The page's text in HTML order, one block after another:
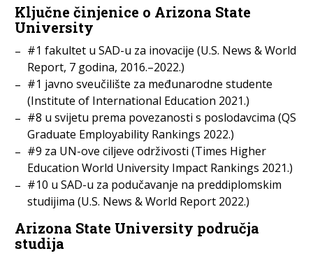
Ključne činjenice o Arizona State
University
#1 fakultet u SAD-u za inovacije (U.S. News & World
Report, 7 godina, 2016.–2022.)
#1 javno sveučilište za međunarodne studente
(Institute of International Education 2021.)
#8 u svijetu prema povezanosti s poslodavcima (QS
Graduate Employability Rankings 2022.)
#9 za UN-ove ciljeve održivosti (Times Higher
Education World University Impact Rankings 2021.)
#10 u SAD-u za podučavanje na preddiplomskim
studijima (U.S. News & World Report 2022.)
Arizona State University područja
studija